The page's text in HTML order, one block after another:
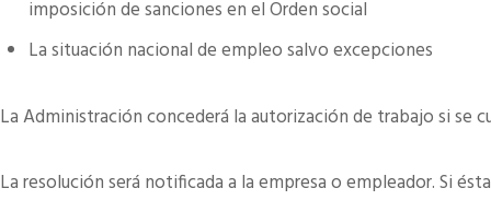
imposición de sanciones en el Orden social
La situación nacional de empleo salvo excepciones
La Administración concederá la autorización de trabajo si se
La resolución será notificada a la empresa o empleador. Si